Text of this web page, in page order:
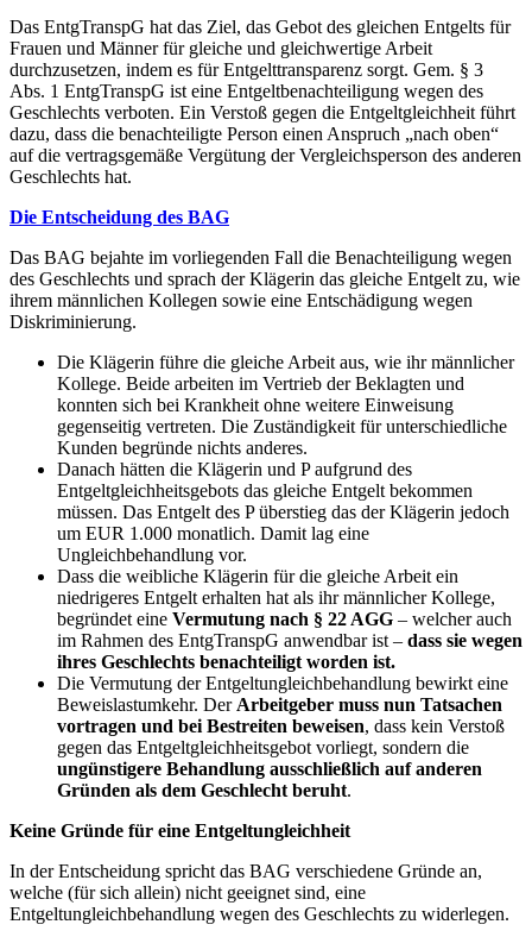
Das EntgTranspG hat das Ziel, das Gebot des gleichen Entgelts für
Frauen und Männer für gleiche und gleichwertige Arbeit
durchzusetzen, indem es für Entgelttransparenz sorgt. Gem. § 3
Abs. 1 EntgTranspG ist eine Entgeltbenachteiligung wegen des
Geschlechts verboten. Ein Verstoß gegen die Entgeltgleichheit führt
dazu, dass die benachteiligte Person einen Anspruch „nach oben“
auf die vertragsgemäße Vergütung der Vergleichsperson des anderen
Geschlechts hat.
Die Entscheidung des BAG
Das BAG bejahte im vorliegenden Fall die Benachteiligung wegen
des Geschlechts und sprach der Klägerin das gleiche Entgelt zu, wie
ihrem männlichen Kollegen sowie eine Entschädigung wegen
Diskriminierung.
Die Klägerin führe die gleiche Arbeit aus, wie ihr männlicher
Kollege. Beide arbeiten im Vertrieb der Beklagten und
konnten sich bei Krankheit ohne weitere Einweisung
gegenseitig vertreten. Die Zuständigkeit für unterschiedliche
Kunden begründe nichts anderes.
Danach hätten die Klägerin und P aufgrund des
Entgeltgleichheitsgebots das gleiche Entgelt bekommen
müssen. Das Entgelt des P überstieg das der Klägerin jedoch
um EUR 1.000 monatlich. Damit lag eine
Ungleichbehandlung vor.
Dass die weibliche Klägerin für die gleiche Arbeit ein
niedrigeres Entgelt erhalten hat als ihr männlicher Kollege,
begründet eine Vermutung nach § 22 AGG – welcher auch
im Rahmen des EntgTranspG anwendbar ist – dass sie wegen
ihres Geschlechts benachteiligt worden ist.
Die Vermutung der Entgeltungleichbehandlung bewirkt eine
Beweislastumkehr. Der Arbeitgeber muss nun Tatsachen
vortragen und bei Bestreiten beweisen, dass kein Verstoß
gegen das Entgeltgleichheitsgebot vorliegt, sondern die
ungünstigere Behandlung ausschließlich auf anderen
Gründen als dem Geschlecht beruht.
Keine Gründe für eine Entgeltungleichheit
In der Entscheidung spricht das BAG verschiedene Gründe an,
welche (für sich allein) nicht geeignet sind, eine
Entgeltungleichbehandlung wegen des Geschlechts zu widerlegen.